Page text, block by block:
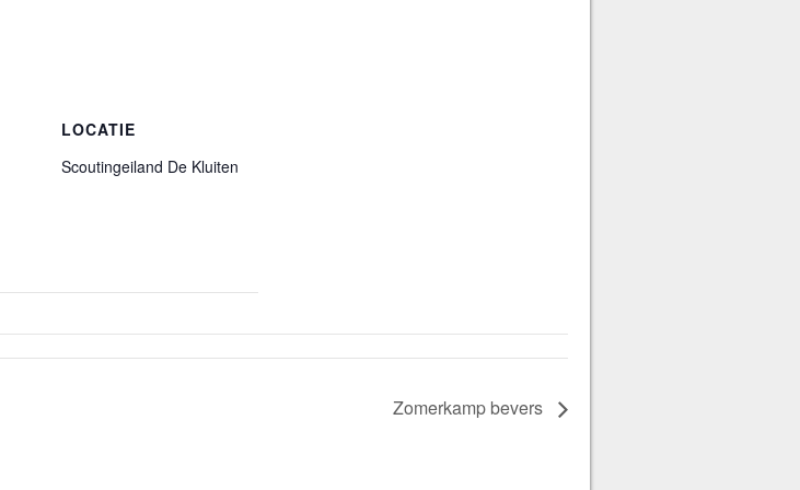
LOCATIE
Scoutingeiland De Kluiten
Zomerkamp bevers